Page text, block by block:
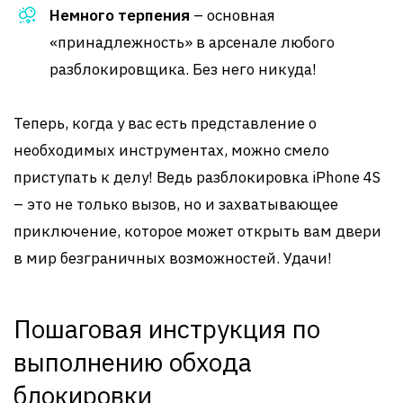
Немного терпения – основная
«принадлежность» в арсенале любого
разблокировщика. Без него никуда!
Теперь, когда у вас есть представление о
необходимых инструментах, можно смело
приступать к делу! Ведь разблокировка iPhone 4S
– это не только вызов, но и захватывающее
приключение, которое может открыть вам двери
в мир безграничных возможностей. Удачи!
Пошаговая инструкция по
выполнению обхода
блокировки